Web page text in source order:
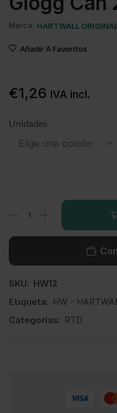
Marca: HARTWALL ORIGINAL
Añadir A Favoritos
€1,26 IVA incl.
Unidades
SKU: HW12
Etiqueta: HW -
Categorías: RTD